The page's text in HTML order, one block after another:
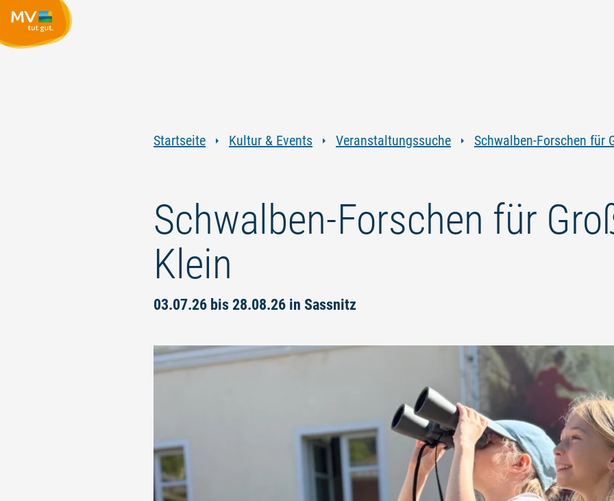
Startseite Kultur & Events Veranstaltungssuche Schwalben-Forschen für
Schwalben-Forschen für
Klein
03.07.26 bis 28.08.26 in Sassnitz